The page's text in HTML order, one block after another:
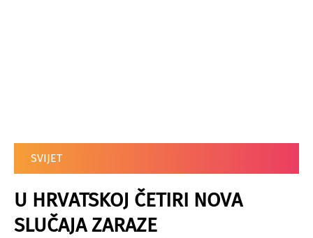
SVIJET
U HRVATSKOJ ČETIRI NOVA
SLUČAJA ZARAZE